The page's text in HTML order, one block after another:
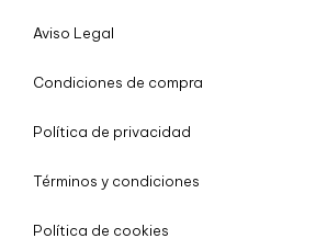
Aviso Legal
Condiciones de compra
Política de privacidad
Términos y condiciones
Política de cookies